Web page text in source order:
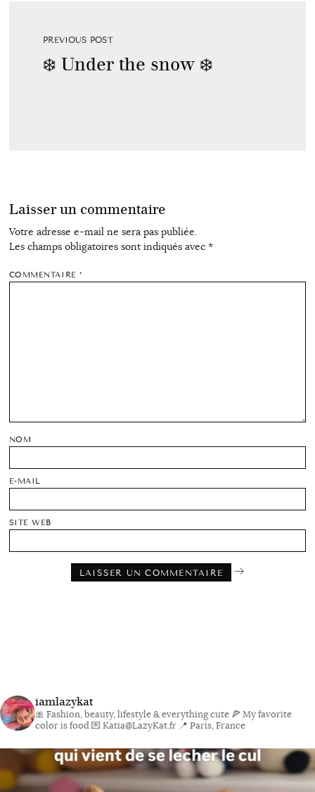
PREVIOUS POST
❄️ Under the snow ❄️
Laisser un commentaire
Votre adresse e-mail ne sera pas publiée.
Les champs obligatoires sont indiqués avec *
COMMENTAIRE*
NOM
E-MAIL
SITE WEB
iamlazykat
🎀 Fashion, beauty, lifestyle & everything cute 🍕 My favorite
color is food💌 Katia@LazyKat.fr 📍 Paris, France